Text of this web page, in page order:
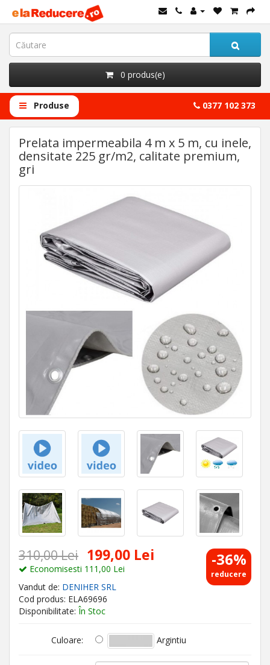
0 produs(e)
Produse 0377 102 373
Prelata impermeabila 4 m x 5 m, cu inele,
densitate 225 gr/m2, calitate premium,
gri
-36%
reducere
310,00 Lei 199,00 Lei
Economisesti 111,00 Lei
Vandut de: DENIHER SRL
Cod produs: ELA69696
Disponibilitate: În Stoc
Culoare: Argintiu